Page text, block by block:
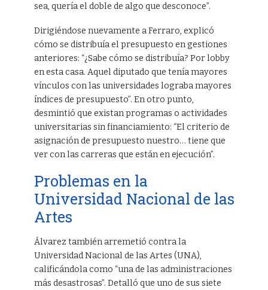
sea, quería el doble de algo que desconoce”.
Dirigiéndose nuevamente a Ferraro, explicó
cómo se distribuía el presupuesto en gestiones
anteriores: “¿Sabe cómo se distribuía? Por lobby
en esta casa. Aquel diputado que tenía mayores
vínculos con las universidades lograba mayores
índices de presupuesto”. En otro punto,
desmintió que existan programas o actividades
universitarias sin financiamiento: “El criterio de
asignación de presupuesto nuestro… tiene que
ver con las carreras que están en ejecución”.
Problemas en la
Universidad Nacional de las
Artes
Álvarez también arremetió contra la
Universidad Nacional de las Artes (UNA),
calificándola como “una de las administraciones
más desastrosas”. Detalló que uno de sus siete